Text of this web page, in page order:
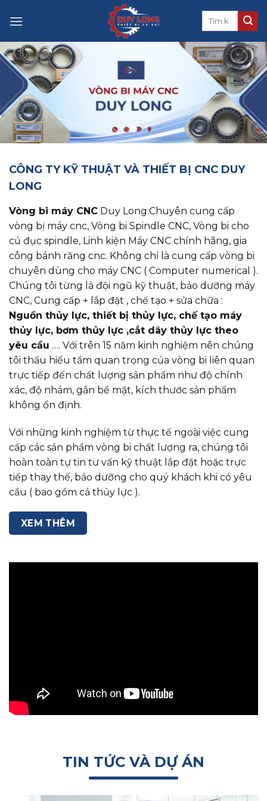
CÔNG TY KỸ THUẬT VÀ THIẾT BỊ CNC DUY
LONG
Vòng bi máy CNC Duy Long:Chuyên cung cấp
vòng bị máy cnc, ​​​​​​​Vòng bi Spindle CNC, Vòng bi cho
củ đục spindle, Linh kiện Máy CNC chính hãng, gia
công bánh răng cnc. Không chỉ là cung cấp vòng bi
chuyên dùng cho máy CNC ( Computer numerical ).
Chúng tôi từng là đội ngũ kỹ thuật, bảo dưỡng máy
CNC, Cung cấp + lắp đặt , chế tạo + sửa chữa :
Nguồn thủy lực, thiết bị thủy lực, chế tạo máy
thủy lực, bơm thủy lực ,cắt dây thủy lực theo
yêu cầu …. Với trên 15 năm kinh nghiệm nên chúng
tôi thấu hiểu tầm quan trọng của vòng bi liên quan
trực tiếp đến chất lượng sản phẩm như độ chính
xác, độ nhám, gắn bề mặt, kích thước sản phẩm
không ổn định.
Với những kinh nghiệm từ thực tế ngoài việc cung
cấp các sản phẩm vòng bi chất lượng ra, chúng tôi
hoàn toàn tự tin tư vấn kỹ thuật lắp đặt hoặc trực
tiếp thay thế, bảo dưỡng cho quý khách khi có yêu
cầu ( bao gồm cả thủy lực ).
XEM THÊM
TIN TỨC VÀ DỰ ÁN